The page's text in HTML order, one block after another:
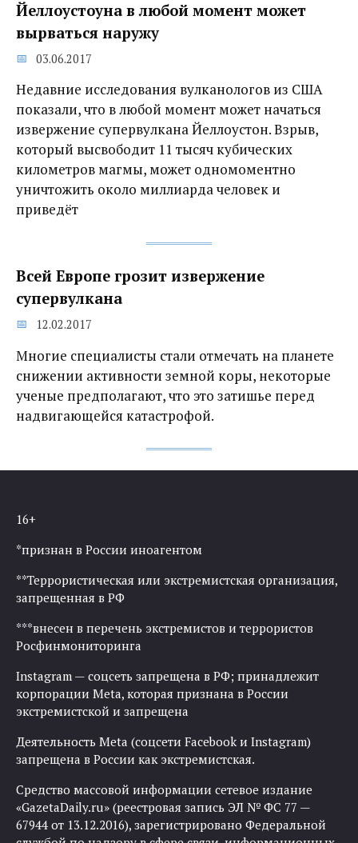
Йеллоустоуна в любой момент может
вырваться наружу
03.06.2017
Недавние исследования вулканологов из США
показали, что в любой момент может начаться
извержение супервулкана Йеллоустон. Взрыв,
который высвободит 11 тысяч кубических
километров магмы, может одномоментно
уничтожить около миллиарда человек и
приведёт
Всей Европе грозит извержение
супервулкана
12.02.2017
Многие специалисты стали отмечать на планете
снижении активности земной коры, некоторые
ученые предполагают, что это затишье перед
надвигающейся катастрофой.
16+
*признан в России иноагентом
**Террористическая или экстремистская организация,
запрещенная в РФ
***внесен в перечень экстремистов и террористов
Росфинмониторинга
Instagram — соцсеть запрещена в РФ; принадлежит
корпорации Meta, которая признана в России
экстремистской и запрещена
Деятельность Meta (соцсети Facebook и Instagram)
запрещена в России как экстремистская.
Средство массовой информации сетевое издание
«GazetaDaily.ru» (реестровая запись ЭЛ № ФС 77 —
67944 от 13.12.2016), зарегистрировано Федеральной